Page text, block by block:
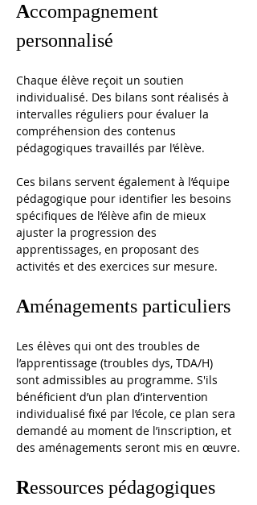
Accompagnement
personnalisé
Chaque élève reçoit un soutien
individualisé. Des bilans sont réalisés à
intervalles réguliers pour évaluer la
compréhension des contenus
pédagogiques travaillés par l’élève.
Ces bilans servent également à l’équipe
pédagogique pour identifier les besoins
spécifiques de l’élève afin de mieux
ajuster la progression des
apprentissages, en proposant des
activités et des exercices sur mesure.
Aménagements particuliers
Les élèves qui ont des troubles de
l’apprentissage (troubles dys, TDA/H)
sont admissibles au programme. S'ils
bénéficient d’un plan d’intervention
individualisé fixé par l’école, ce plan sera
demandé au moment de l’inscription, et
des aménagements seront mis en œuvre.
Ressources pédagogiques